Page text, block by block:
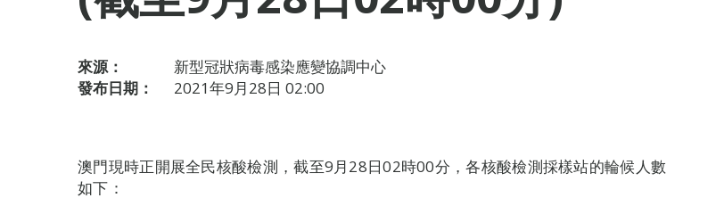
來源：
新型冠狀病毒感染應變協調中心
發布日期：
2021年9月28日 02:00
澳門現時正開展全民核酸檢測，截至9月28日02時00分，各核酸檢測採樣站的輪候人數
如下：